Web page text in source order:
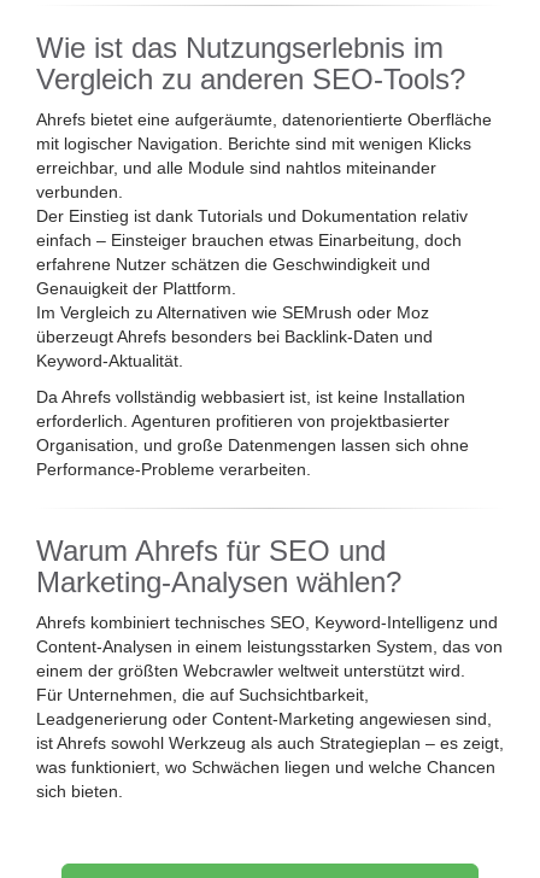
Wie ist das Nutzungserlebnis im
Vergleich zu anderen SEO-Tools?
Ahrefs bietet eine aufgeräumte, datenorientierte Oberfläche
mit logischer Navigation. Berichte sind mit wenigen Klicks
erreichbar, und alle Module sind nahtlos miteinander
verbunden.
Der Einstieg ist dank Tutorials und Dokumentation relativ
einfach – Einsteiger brauchen etwas Einarbeitung, doch
erfahrene Nutzer schätzen die Geschwindigkeit und
Genauigkeit der Plattform.
Im Vergleich zu Alternativen wie SEMrush oder Moz
überzeugt Ahrefs besonders bei Backlink-Daten und
Keyword-Aktualität.
Da Ahrefs vollständig webbasiert ist, ist keine Installation
erforderlich. Agenturen profitieren von projektbasierter
Organisation, und große Datenmengen lassen sich ohne
Performance-Probleme verarbeiten.
Warum Ahrefs für SEO und
Marketing-Analysen wählen?
Ahrefs kombiniert technisches SEO, Keyword-Intelligenz und
Content-Analysen in einem leistungsstarken System, das von
einem der größten Webcrawler weltweit unterstützt wird.
Für Unternehmen, die auf Suchsichtbarkeit,
Leadgenerierung oder Content-Marketing angewiesen sind,
ist Ahrefs sowohl Werkzeug als auch Strategieplan – es zeigt,
was funktioniert, wo Schwächen liegen und welche Chancen
sich bieten.